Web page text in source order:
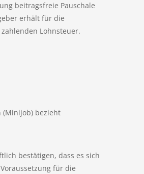
beitragsfreie Pauschale
erhält für die
Lohnsteuer.
(Minijob) bezieht
bestätigen, dass es sich
für die